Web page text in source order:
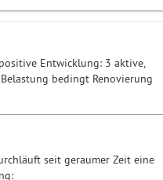
Entwicklung: 3 aktive,
Belastung bedingt Renovierung
seit geraumer Zeit eine